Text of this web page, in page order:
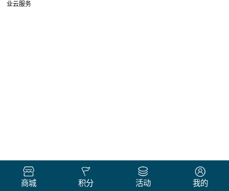
业云服务
商城 积分 活动 我的